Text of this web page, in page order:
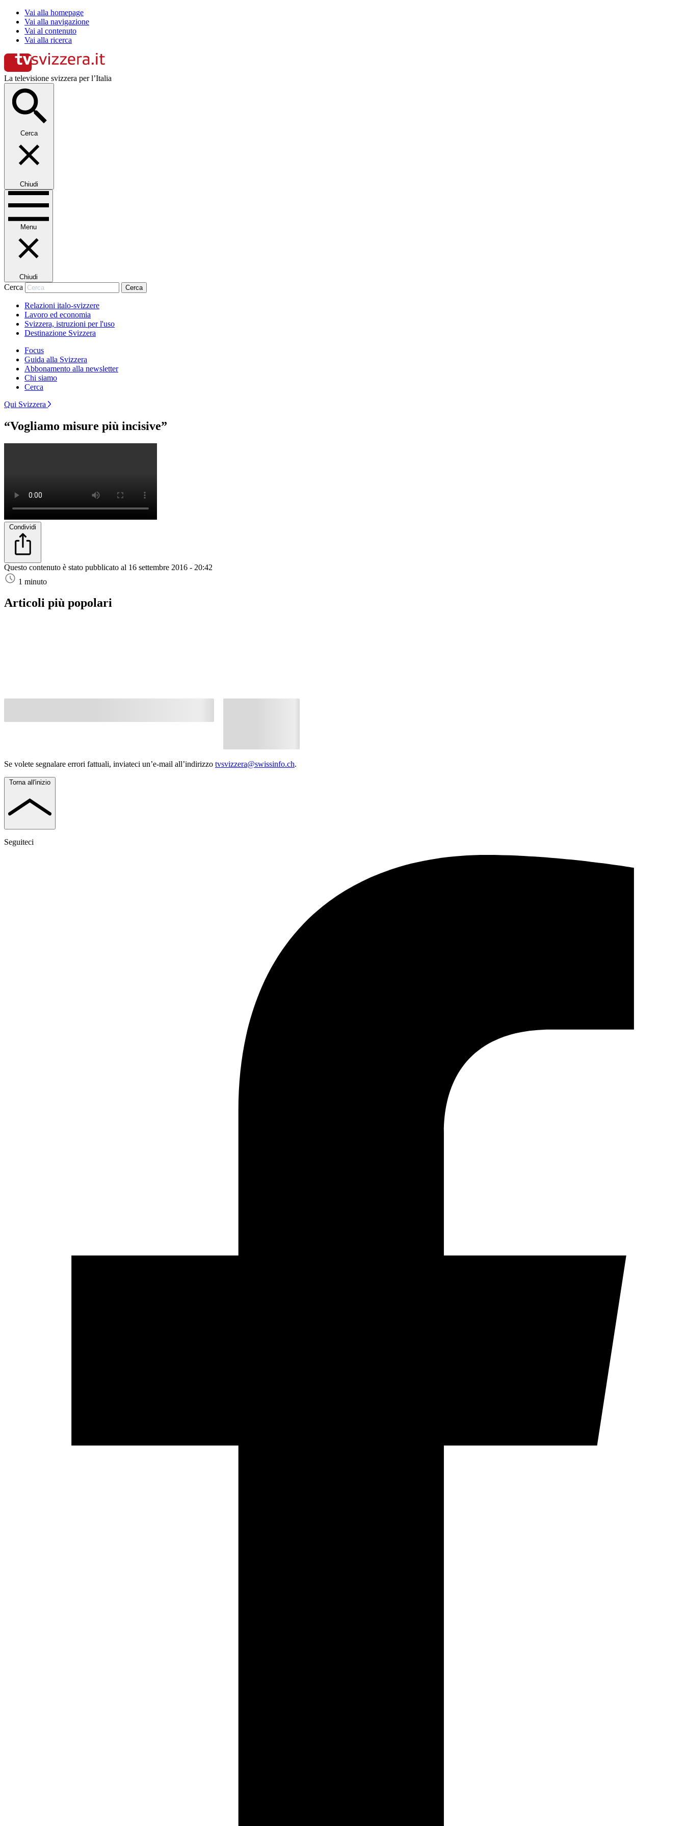
Vai alla homepage
Vai alla navigazione
Vai al contenuto
Vai alla ricerca
La televisione svizzera per l’Italia
Cerca
Chiudi
Menu
Chiudi
Cerca Cerca
Relazioni italo-svizzere
Lavoro ed economia
Svizzera, istruzioni per l'uso
Destinazione Svizzera
Focus
Guida alla Svizzera
Abbonamento alla newsletter
Chi siamo
Cerca
Qui Svizzera
“Vogliamo misure più incisive”
Condividi
Questo contenuto è stato pubblicato al 16 settembre 2016 - 20:42
1 minuto
Articoli più popolari
Se volete segnalare errori fattuali, inviateci un’e-mail all’indirizzo tvsvizzera@swissinfo.ch.
Torna all'inizio
Seguiteci